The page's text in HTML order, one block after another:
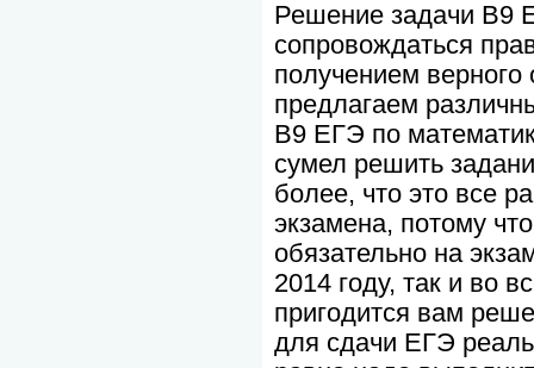
Решение задачи В9
сопровождаться
получением
предлагаем
B9 ЕГЭ по
сумел решить
более, что это все
экзамена, потому
обязательно на
2014 году, так и во
пригодится вам
для сдачи ЕГЭ